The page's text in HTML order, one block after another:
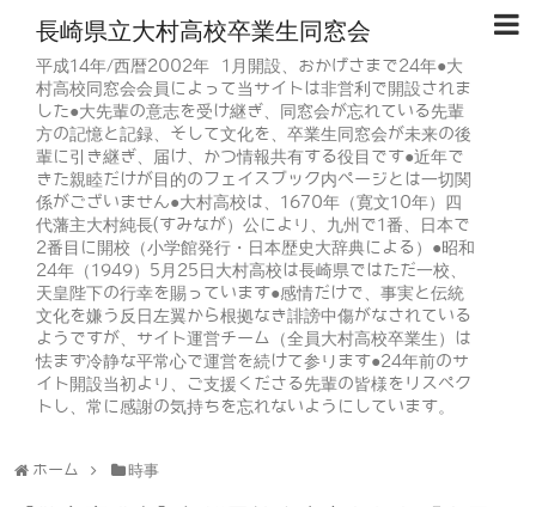
長崎県立大村高校卒業生同窓会
平成14年/西暦2002年 1月開設、おかげさまで24年●大
村高校同窓会会員によって当サイトは非営利で開設されま
した●大先輩の意志を受け継ぎ、同窓会が忘れている先輩
方の記憶と記録、そして文化を、卒業生同窓会が未来の後
輩に引き継ぎ、届け、かつ情報共有する役目です●近年で
きた親睦だけが目的のフェイスブック内ページとは一切関
係がございません●大村高校は、1670年（寛文10年）四
代藩主大村純長(すみなが）公により、九州で1番、日本で
2番目に開校（小学館発行・日本歴史大辞典による）●昭和
24年（1949）5月25日大村高校は長崎県ではただ一校、
天皇陛下の行幸を賜っています●感情だけで、事実と伝統
文化を嫌う反日左翼から根拠なき誹謗中傷がなされている
ようですが、サイト運営チーム（全員大村高校卒業生）は
怯まず冷静な平常心で運営を続けて参ります●24年前のサ
イト開設当初より、ご支援くださる先輩の皆様をリスペク
トし、常に感謝の気持ちを忘れないようにしています。
ホーム 時事